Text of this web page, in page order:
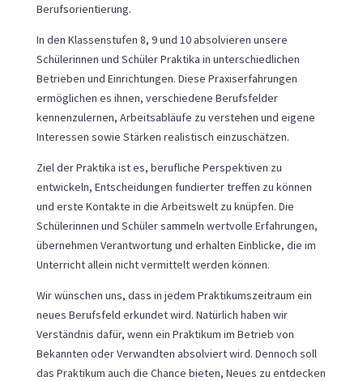
Berufsorientierung.
In den Klassenstufen 8, 9 und 10 absolvieren unsere
Schülerinnen und Schüler Praktika in unterschiedlichen
Betrieben und Einrichtungen. Diese Praxiserfahrungen
ermöglichen es ihnen, verschiedene Berufsfelder
kennenzulernen, Arbeitsabläufe zu verstehen und eigene
Interessen sowie Stärken realistisch einzuschätzen.
Ziel der Praktika ist es, berufliche Perspektiven zu
entwickeln, Entscheidungen fundierter treffen zu können
und erste Kontakte in die Arbeitswelt zu knüpfen. Die
Schülerinnen und Schüler sammeln wertvolle Erfahrungen,
übernehmen Verantwortung und erhalten Einblicke, die im
Unterricht allein nicht vermittelt werden können.
Wir wünschen uns, dass in jedem Praktikumszeitraum ein
neues Berufsfeld erkundet wird. Natürlich haben wir
Verständnis dafür, wenn ein Praktikum im Betrieb von
Bekannten oder Verwandten absolviert wird. Dennoch soll
das Praktikum auch die Chance bieten, Neues zu entdecken